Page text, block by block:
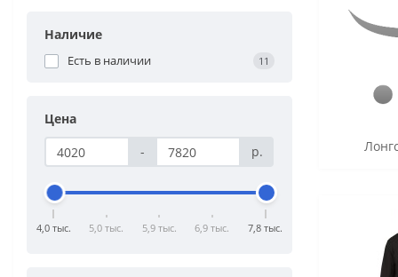
Наличие
Есть в наличии 11
Цена
-
р.
4,0 тыс. 5,0 тыс. 5,9 тыс. 6,9 тыс. 7,8 тыс.